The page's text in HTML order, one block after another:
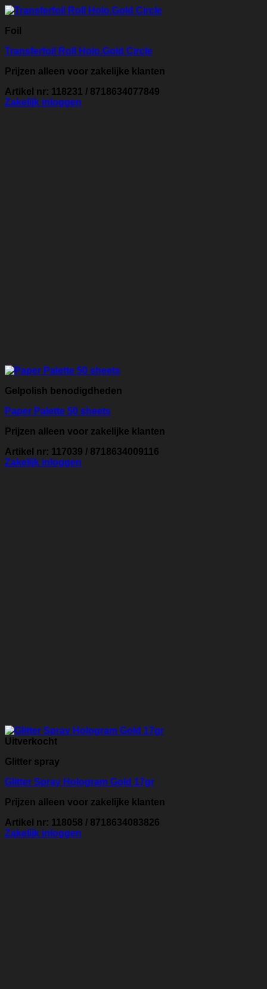
Foil
Transferfoil Roll Holo.Gold Circle
Prijzen alleen voor zakelijke klanten
Artikel nr: 118231 / 8718634077849
Zakelijk inloggen
Gelpolish benodigdheden
Paper Palette 50 sheets
Prijzen alleen voor zakelijke klanten
Artikel nr: 117039 / 8718634009116
Zakelijk inloggen
Uitverkocht
Glitter spray
Glitter Spray Hologram Gold 17gr
Prijzen alleen voor zakelijke klanten
Artikel nr: 118058 / 8718634083826
Zakelijk inloggen